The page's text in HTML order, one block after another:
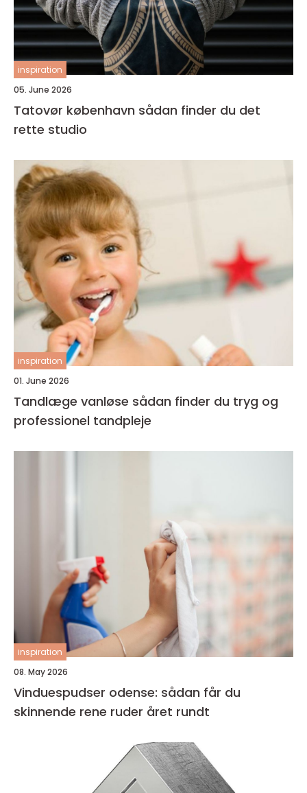
inspiration
05. June 2026
Tatovør københavn sådan finder du det
rette studio
inspiration
01. June 2026
Tandlæge vanløse sådan finder du tryg og
professionel tandpleje
inspiration
08. May 2026
Vinduespudser odense: sådan får du
skinnende rene ruder året rundt